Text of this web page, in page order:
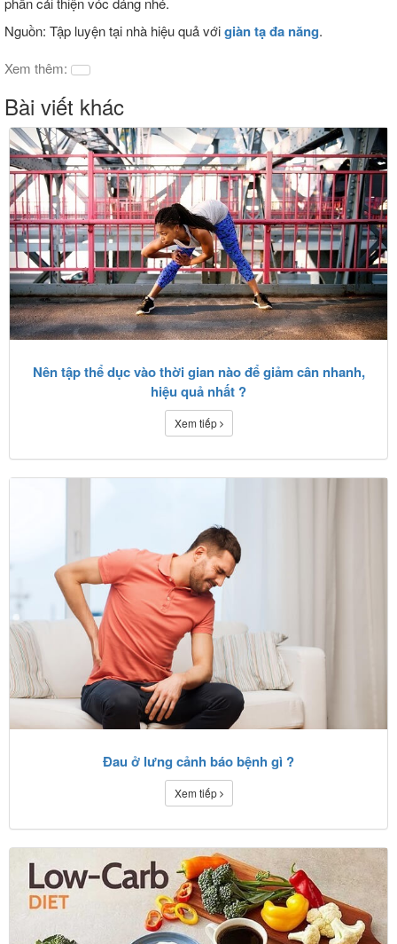
Nguồn: Tập luyện tại nhà hiệu quả vớigiàn tạ đa năng.
Xem thêm:
Bài viết khác
Nên tập thể dục vào thời gian nào để giảm cân nhanh,
hiệu quả nhất ?
Xem tiếp
Đau ở lưng cảnh báo bệnh gì ?
Xem tiếp